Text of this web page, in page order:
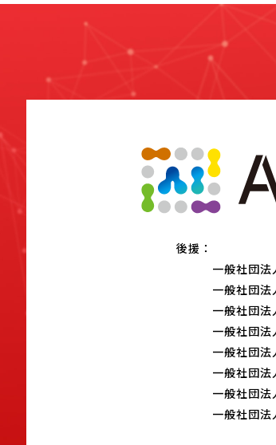
後援：
一般社団法
一般社団
一般社団
一般社団
一般社団
一般社団
一般社団法
一般社団